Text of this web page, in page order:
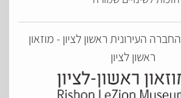
החברה העירונית ראשון לציון - מוזאון
ראשון לציון